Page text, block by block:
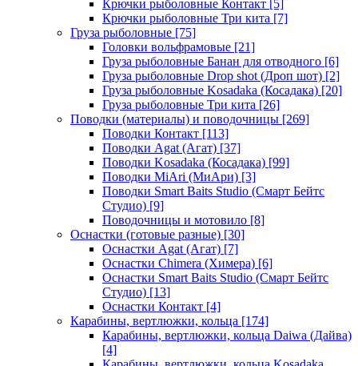
Крючки рыболовные Контакт [5]
Крючки рыболовные Три кита [7]
Груза рыболовные [75]
Головки вольфрамовые [21]
Груза рыболовные Банан для отводного [6]
Груза рыболовные Drop shot (Дроп шот) [2]
Груза рыболовные Kosadaka (Косадака) [20]
Груза рыболовные Три кита [26]
Поводки (материалы) и поводочницы [269]
Поводки Контакт [113]
Поводки Agat (Агат) [37]
Поводки Kosadaka (Косадака) [99]
Поводки MiAri (МиАри) [3]
Поводки Smart Baits Studio (Смарт Бейтс
Студио) [9]
Поводочницы и мотовило [8]
Оснастки (готовые разные) [30]
Оснастки Agat (Агат) [7]
Оснастки Chimera (Химера) [6]
Оснастки Smart Baits Studio (Смарт Бейтс
Студио) [13]
Оснастки Контакт [4]
Карабины, вертлюжки, кольца [174]
Карабины, вертлюжки, кольца Daiwa (Дайва)
[4]